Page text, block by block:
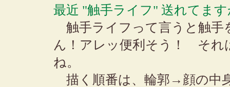
最近 "触手ライフ" 送れてま
触手ライフって言うと触手
ん！アレッ便利そう！ それ
ね。
描く順番は、輪郭→顔の中